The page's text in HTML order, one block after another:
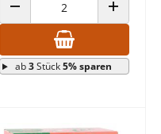
ANZAHL VERRINGERN ANZAHL
ab3Stück5% sparen